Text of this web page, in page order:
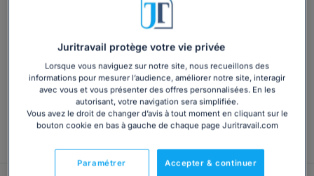
Vous avez profité des fêtes de fin d'année pour prendre
quelques jours de repos en décembre 2025 ? Vous vous
êtes déconnecté du flux constant d'information pour
passer du temps avec vos proches ? Afin de vous aider à
aborder cette rentrée sereinement et vous assurer de
n'avoir rien loupé, Juritravail vous propose un récapitulatif
des nouveautés juridiques du mois de décembre 2025...
Consulter
Juritravail protège votre vie privée
Lorsque vous naviguez sur notre site, nous recueillons des
informations pour mesurer l’audience, améliorer notre site, interagir
avec vous et vous présenter des offres personnalisées. En les
autorisant, votre navigation sera simplifiée.
Vous avez le droit de changer d’avis à tout moment en cliquant sur le
bouton cookie en bas à gauche de chaque page Juritravail.com
Accepter & continuer
Paramétrer